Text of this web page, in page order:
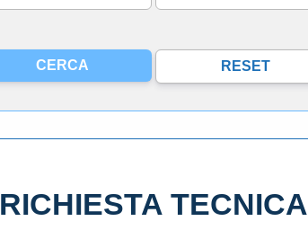
RICHIESTA TECNICA